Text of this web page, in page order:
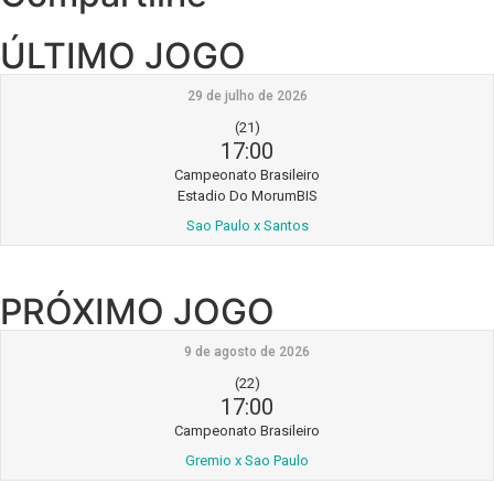
ÚLTIMO JOGO
29 de julho de 2026
(21)
17:00
Campeonato Brasileiro
Estadio Do MorumBIS
Sao Paulo x Santos
PRÓXIMO JOGO
9 de agosto de 2026
(22)
17:00
Campeonato Brasileiro
Gremio x Sao Paulo